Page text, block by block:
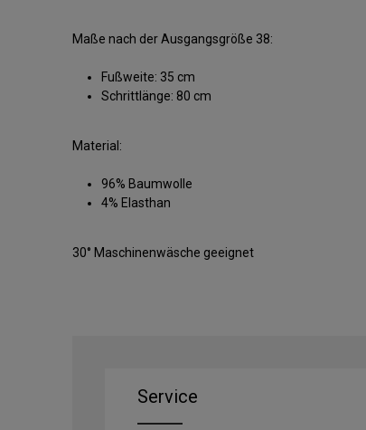
Maße nach der Ausgangsgröße 38:
Fußweite: 35 cm
Schrittlänge: 80 cm
Material:
96% Baumwolle
4% Elasthan
30° Maschinenwäsche geeignet
Service